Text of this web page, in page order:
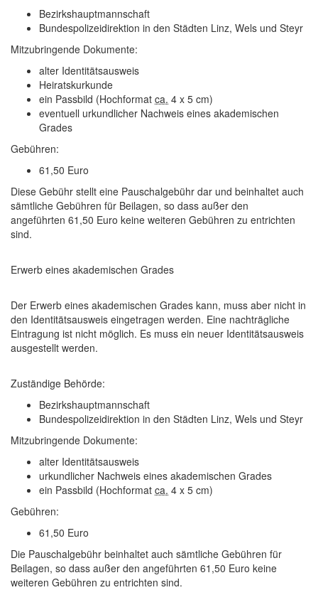
Bezirkshauptmannschaft
Bundespolizeidirektion in den Städten Linz, Wels und Steyr
Mitzubringende Dokumente:
alter Identitätsausweis
Heiratskurkunde
ein Passbild (Hochformat ca. 4 x 5 cm)
eventuell urkundlicher Nachweis eines akademischen
Grades
Gebühren:
61,50 Euro
Diese Gebühr stellt eine Pauschalgebühr dar und beinhaltet auch
sämtliche Gebühren für Beilagen, so dass außer den
angeführten 61,50 Euro keine weiteren Gebühren zu entrichten
sind.
Erwerb eines akademischen Grades
Der Erwerb eines akademischen Grades kann, muss aber nicht in
den Identitätsausweis eingetragen werden. Eine nachträgliche
Eintragung ist nicht möglich. Es muss ein neuer Identitätsausweis
ausgestellt werden.
Zuständige Behörde:
Bezirkshauptmannschaft
Bundespolizeidirektion in den Städten Linz, Wels und Steyr
Mitzubringende Dokumente:
alter Identitätsausweis
urkundlicher Nachweis eines akademischen Grades
ein Passbild (Hochformat ca. 4 x 5 cm)
Gebühren:
61,50 Euro
Die Pauschalgebühr beinhaltet auch sämtliche Gebühren für
Beilagen, so dass außer den angeführten 61,50 Euro keine
weiteren Gebühren zu entrichten sind.